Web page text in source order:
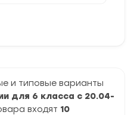
и типовые варианты
для 6 класса с 20.04-
входят 10